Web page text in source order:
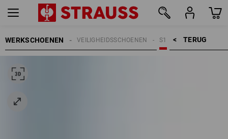
WERKSCHOENEN TERUG    >
S1
VEILIGHEIDSSCHOENEN